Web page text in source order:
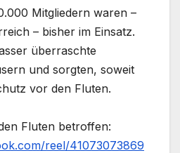
Mitgliedern waren –
– bisher im Einsatz.
überraschte
und sorgten, soweit
vor den Fluten.
Fluten betroffen:
reel/41073073869